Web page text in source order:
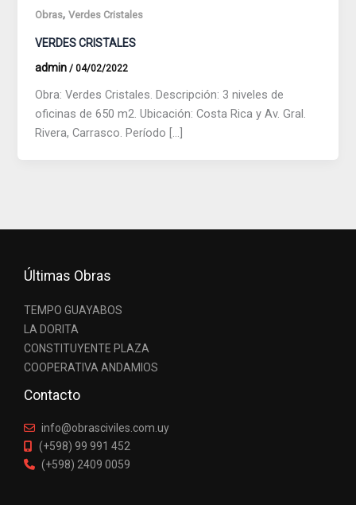
Obras,Verdes Cristales
VERDES CRISTALES
admin/04/02/2022
Obra: Verdes Cristales. Descripción: 3 niveles de
oficinas de 650 m2. Ubicación: Costa Rica y Av. Gral.
Rivera, Carrasco. Período […]
Últimas Obras
TEMPO GUAYABOS
LA DORITA
CONSTITUYENTE PLAZA
COOPERATIVA ANDAMIOS
Contacto
info@obrasciviles.com.uy
(+598) 99 991 452
(+598) 2409 0059